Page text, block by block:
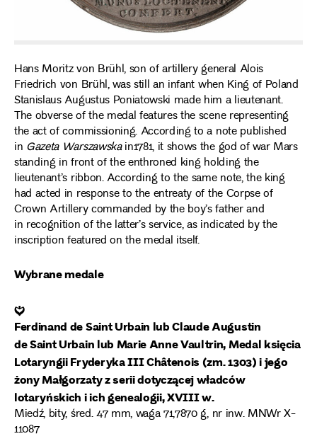
Hans Moritz von Brühl, son of artillery general Alois
Friedrich von Brühl, was still an infant when King of Poland
Stanislaus Augustus Poniatowski made him a lieutenant.
The obverse of the medal features the scene representing
the act of commissioning. According to a note published
in Gazeta Warszawskain1781, it shows the god of war Mars
standing in front of the enthroned king holding the
lieutenant’s ribbon. According to the same note, the king
had acted in response to the entreaty of the Corpse of
Crown Artillery commanded by the boy’s father and
in recognition of the latter’s service, as indicated by the
inscription featured on the medal itself.
Wybrane medale
❦
Ferdinand de Saint Urbain lub Claude Augustin
de Saint Urbain lub Marie Anne Vaultrin, Medal księcia
Lotaryngii Fryderyka III Châtenois (zm. 1303) i jego
żony Małgorzaty z serii dotyczącej władców
lotaryńskich i ich genealogii, XVIII w.
Miedź, bity, śred. 47 mm, waga 71,7870 g, nr inw. MNWr X-
11087